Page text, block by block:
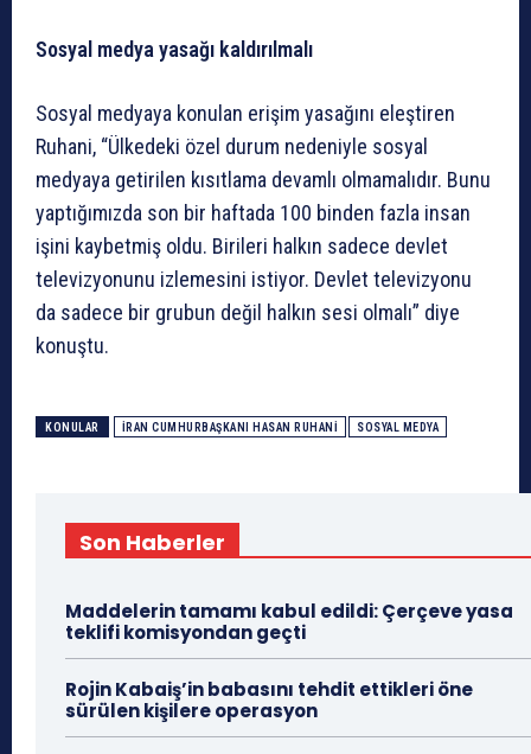
Sosyal medya yasağı kaldırılmalı
Sosyal medyaya konulan erişim yasağını eleştiren
Ruhani, “Ülkedeki özel durum nedeniyle sosyal
medyaya getirilen kısıtlama devamlı olmamalıdır. Bunu
yaptığımızda son bir haftada 100 binden fazla insan
işini kaybetmiş oldu. Birileri halkın sadece devlet
televizyonunu izlemesini istiyor. Devlet televizyonu
da sadece bir grubun değil halkın sesi olmalı” diye
konuştu.
KONULAR İRAN CUMHURBAŞKANI HASAN RUHANI SOSYAL MEDYA
Son Haberler
Maddelerin tamamı kabul edildi: Çerçeve yasa
teklifi komisyondan geçti
Rojin Kabaiş’in babasını tehdit ettikleri öne
sürülen kişilere operasyon